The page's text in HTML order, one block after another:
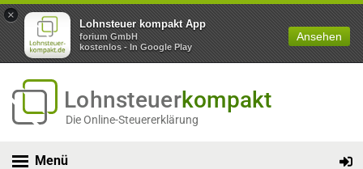
×
Lohnsteuer kompakt App
forium GmbH
kostenlos - In Google Play
Ansehen
Lohnsteuerkompakt
Die Online-Steuererklärung
Menü